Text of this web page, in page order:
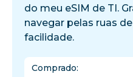
do meu eSIM de TI.
navegar pelas ruas
facilidade.
Comprado: